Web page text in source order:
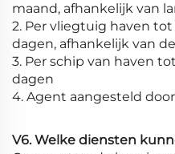
maand, afhankelijk van
2. Per vliegtuig haven tot
dagen, afhankelijk van
3. Per schip van haven
dagen
4. Agent aangesteld
V6. Welke diensten